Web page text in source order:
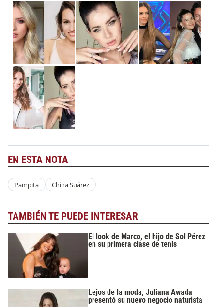
EN ESTA NOTA
Pampita China Suárez
TAMBIÉN TE PUEDE INTERESAR
El look de Marco, el hijo de Sol Pérez
en su primera clase de tenis
Lejos de la moda, Juliana Awada
presentó su nuevo negocio naturista